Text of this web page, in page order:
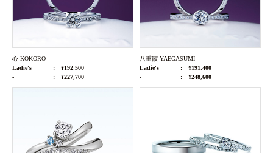
心 KOKORO
Ladie's
¥192,500
-
¥227,700
八重霞 YAEGASUMI
Ladie's
¥191,400
-
¥248,600